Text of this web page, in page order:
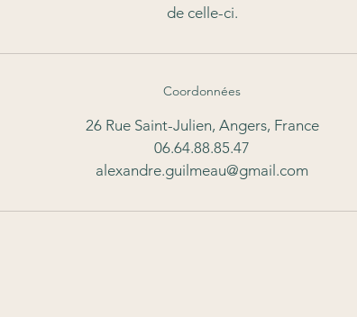
de celle-ci.
Coordonnées
26 Rue Saint-Julien, Angers, France
06.64.88.85.47
alexandre.guilmeau@gmail.com